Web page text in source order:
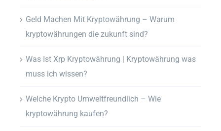
Geld Machen Mit Kryptowährung – Warum
kryptowährungen die zukunft sind?
Was Ist Xrp Kryptowährung | Kryptowährung was
muss ich wissen?
Welche Krypto Umweltfreundlich – Wie
kryptowährung kaufen?